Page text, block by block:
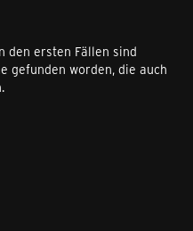
den ersten Fällen sind
gefunden worden, die auch